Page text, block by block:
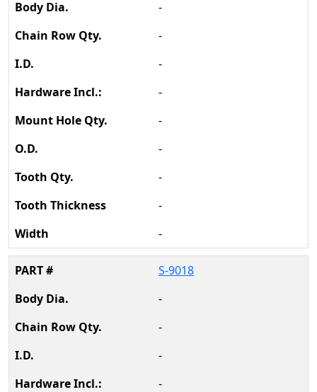
-
-
-
-
-
-
-
-
-
S-9018
-
-
-
-